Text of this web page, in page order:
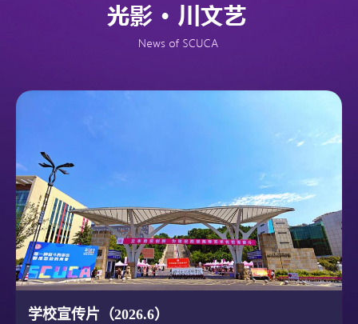
学校宣传片（2026.6）